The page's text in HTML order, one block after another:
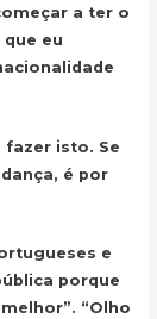
a ter o
eu
fazer isto. Se
é por
e
porque
“Olho